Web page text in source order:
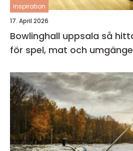
inspiration
17. April 2026
Bowlinghall uppsala så hittar du rätt ställe
för spel, mat och umgänge